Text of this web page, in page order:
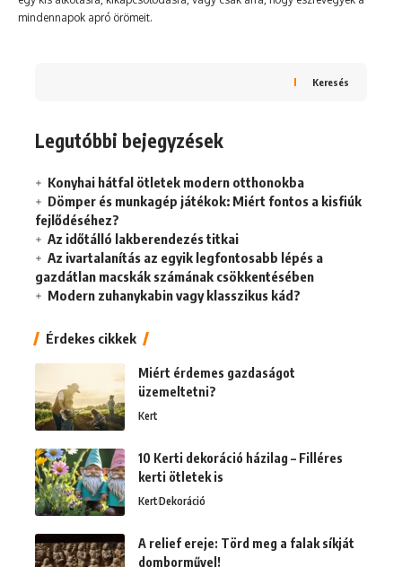
mindennapok apró örömeit.
Keresés
Legutóbbi bejegyzések
Konyhai hátfal ötletek modern otthonokba
Dömper és munkagép játékok: Miért fontos a kisfiúk
fejlődéséhez?
Az időtálló lakberendezés titkai
Az ivartalanítás az egyik legfontosabb lépés a
gazdátlan macskák számának csökkentésében
Modern zuhanykabin vagy klasszikus kád?
Érdekes cikkek
Miért érdemes gazdaságot
üzemeltetni?
Kert
10 Kerti dekoráció házilag – Filléres
kerti ötletek is
KertDekoráció
A relief ereje: Törd meg a falak síkját
domborművel!